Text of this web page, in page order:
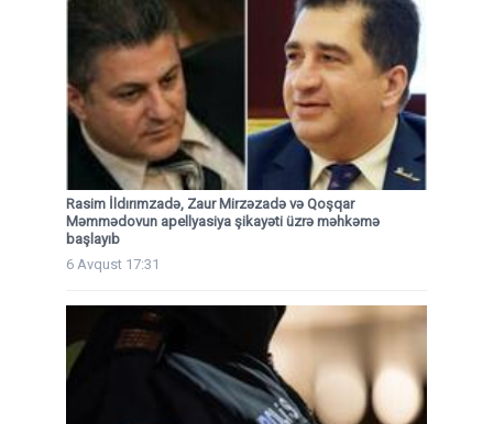
Rasim İldırımzadə, Zaur Mirzəzadə və Qoşqar
Məmmədovun apellyasiya şikayəti üzrə məhkəmə
başlayıb
6 Avqust 17:31